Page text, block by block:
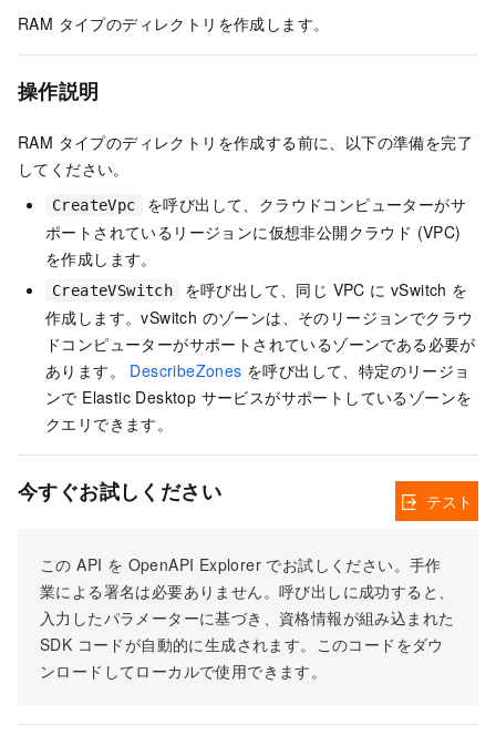
RAM タイプのディレクトリを作成します。
操作説明
RAM タイプのディレクトリを作成する前に、以下の準備を完了
してください。
CreateVpc
を呼び出して、クラウドコンピューターがサ
ポートされているリージョンに仮想非公開クラウド (VPC)
を作成します。
CreateVSwitch
を呼び出して、同じ VPC に vSwitch を
作成します。vSwitch のゾーンは、そのリージョンでクラウ
ドコンピューターがサポートされているゾーンである必要が
あります。 DescribeZones を呼び出して、特定のリージョ
ンで Elastic Desktop サービスがサポートしているゾーンを
クエリできます。
今すぐお試しください
この API を OpenAPI Explorer でお試しください。手作
業による署名は必要ありません。呼び出しに成功すると、
入力したパラメーターに基づき、資格情報が組み込まれた
SDK コードが自動的に生成されます。このコードをダウ
ンロードしてローカルで使用できます。
テスト